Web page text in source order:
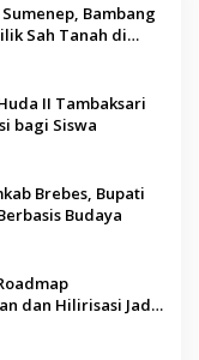
Bambang
Sah Tanah di
II Tambaksari
bagi Siswa
Brebes, Bupati
Budaya
dan Hilirisasi Jadi